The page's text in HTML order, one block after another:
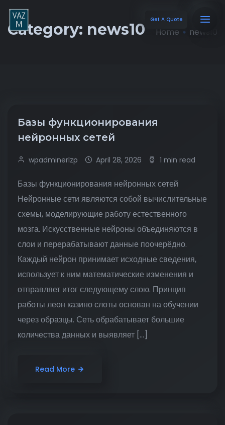
Get A Quote
Category: news10 Home news10
Базы функционирования
нейронных сетей
wpadminerlzp April 28, 2026 1 min read
Базы функционирования нейронных сетей
Нейронные сети являются собой вычислительные
схемы, моделирующие работу естественного
мозга. Искусственные нейроны объединяются в
слои и перерабатывают данные поочерёдно.
Каждый нейрон принимает исходные сведения,
использует к ним математические изменения и
отправляет итог следующему слою. Принцип
работы леон казино слоты основан на обучении
через образцы. Сеть обрабатывает большие
количества данных и выявляет […]
Read More